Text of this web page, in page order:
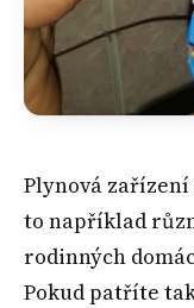
Plynová zařízení
to například
rodinných
Pokud patříte